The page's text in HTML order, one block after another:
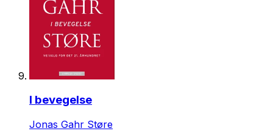
I bevegelse
Jonas Gahr Støre